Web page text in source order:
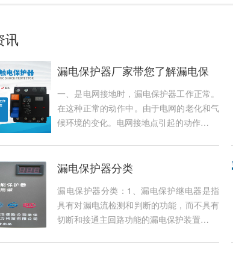
讯
漏电保护器厂家带您了解漏电保
护…
一、是电网接地时，漏电保护器工作正常。
在这种正常的动作中。由于电网的老化和气
候环境的变化。电网接地点引起的动作…
漏电保护器分类
漏电保护器分类：1、漏电保护继电器是指
具有对漏电流检测和判断的功能，而不具有
切断和接通主回路功能的漏电保护装置…